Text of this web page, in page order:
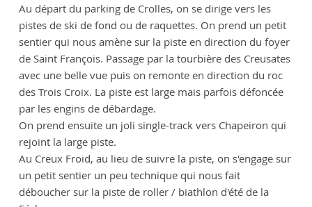
Au départ du parking de Crolles, on se dirige vers les
pistes de ski de fond ou de raquettes. On prend un petit
sentier qui nous amène sur la piste en direction du foyer
de Saint François. Passage par la tourbière des Creusates
avec une belle vue puis on remonte en direction du roc
des Trois Croix. La piste est large mais parfois défoncée
par les engins de débardage.
On prend ensuite un joli single-track vers Chapeiron qui
rejoint la large piste.
Au Creux Froid, au lieu de suivre la piste, on s'engage sur
un petit sentier un peu technique qui nous fait
déboucher sur la piste de roller / biathlon d'été de la